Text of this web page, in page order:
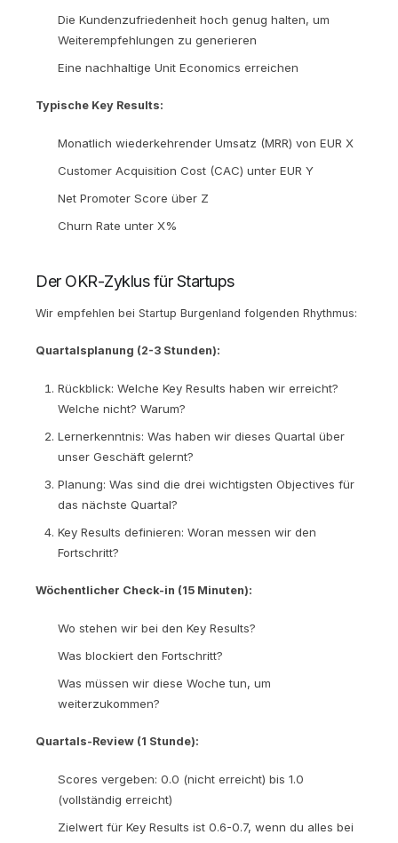
Die Kundenzufriedenheit hoch genug halten, um
Weiterempfehlungen zu generieren
Eine nachhaltige Unit Economics erreichen
Typische Key Results:
Monatlich wiederkehrender Umsatz (MRR) von EUR X
Customer Acquisition Cost (CAC) unter EUR Y
Net Promoter Score über Z
Churn Rate unter X%
Der OKR-Zyklus für Startups
Wir empfehlen bei Startup Burgenland folgenden Rhythmus:
Quartalsplanung (2-3 Stunden):
Rückblick: Welche Key Results haben wir erreicht?
Welche nicht? Warum?
Lernerkenntnis: Was haben wir dieses Quartal über
unser Geschäft gelernt?
Planung: Was sind die drei wichtigsten Objectives für
das nächste Quartal?
Key Results definieren: Woran messen wir den
Fortschritt?
Wöchentlicher Check-in (15 Minuten):
Wo stehen wir bei den Key Results?
Was blockiert den Fortschritt?
Was müssen wir diese Woche tun, um
weiterzukommen?
Quartals-Review (1 Stunde):
Scores vergeben: 0.0 (nicht erreicht) bis 1.0
(vollständig erreicht)
Zielwert für Key Results ist 0.6-0.7, wenn du alles bei